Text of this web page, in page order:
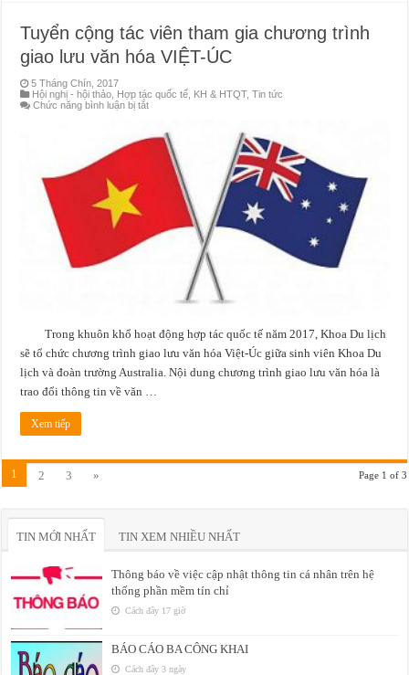
Tuyển cộng tác viên tham gia chương trình
giao lưu văn hóa VIỆT-ÚC
5 Tháng Chín, 2017
Hội nghị - hội thảo Hợp tác quốc tế KH & HTQT,Tin tức
Chức năng bình luận bị tắtở
tác
viên
tham
chương
hóa
Trong khuôn khổ hoạt động hợp tác quốc tế năm 2017, Khoa Du lịch
sẽ tổ chức chương trình giao lưu văn hóa Việt-Úc giữa sinh viên Khoa Du
lịch và đoàn trường Australia. Nội dung chương trình giao lưu văn hóa là
trao đổi thông tin về văn …
Xem tiếp
Page 1 of 3
1 2 3 »
TIN MỚI NHẤT TIN XEM NHIỀU NHẤT
Thông báo về việc cập nhật thông tin cá nhân trên hệ
thống phần mềm tín chỉ
Cách đây 17 giờ
BÁO CÁO BA CÔNG KHAI
Cách đây 3 ngày